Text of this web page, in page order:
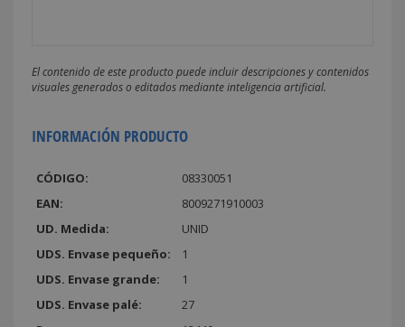
El contenido de este producto puede incluir descripciones y contenidos
visuales generados o editados mediante inteligencia artificial.
INFORMACIÓN PRODUCTO
CÓDIGO:
08330051
EAN:
8009271910003
UD. Medida:
UNID
UDS. Envase pequeño:
1
UDS. Envase grande:
1
UDS. Envase palé:
27